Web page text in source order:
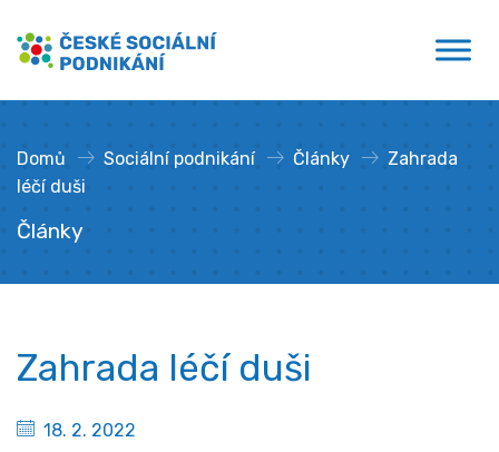
obsahu
České sociální podnikání
Domů » Sociální podnikání » Články »
Zahrada
léčí duši
Články
Zahrada léčí duši
18. 2. 2022